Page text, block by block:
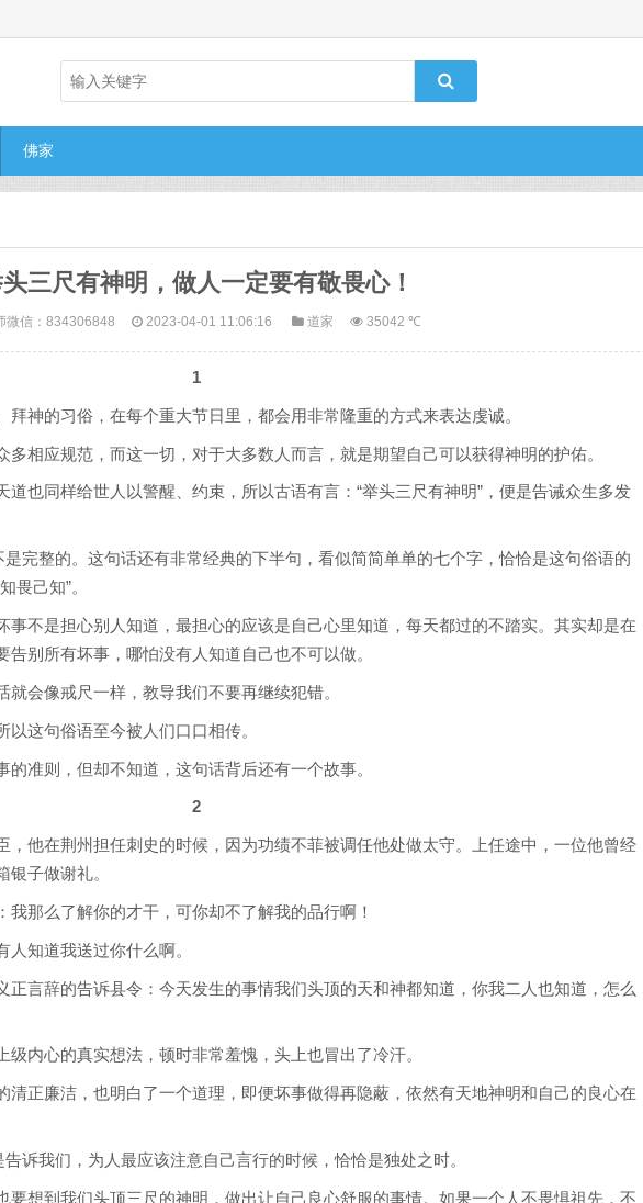
佛家
三尺有神明，做人一定要有敬畏心！
微信：834306848 2023-04-01 11:06:16 道家 35042 ℃
1
拜神的习俗，在每个重大节日里，都会用非常隆重的方式来表达虔诚。
相应规范，而这一切，对于大多数人而言，就是期望自己可以获得神明的护佑。
也同样给世人以警醒、约束，所以古语有言：“举头三尺有神明”，便是告诫众生多发
是完整的。这句话还有非常经典的下半句，看似简简单单的七个字，恰恰是这句俗语的
畏己知”。
事不是担心别人知道，最担心的应该是自己心里知道，每天都过的不踏实。其实却是在
别所有坏事，哪怕没有人知道自己也不可以做。
会像戒尺一样，教导我们不要再继续犯错。
这句俗语至今被人们口口相传。
准则，但却不知道，这句话背后还有一个故事。
2
，他在荆州担任刺史的时候，因为功绩不菲被调任他处做太守。上任途中，一位他曾经
子做谢礼。
那么了解你的才干，可你却不了解我的品行啊！
知道我送过你什么啊。
正言辞的告诉县令：今天发生的事情我们头顶的天和神都知道，你我二人也知道，怎么
内心的真实想法，顿时非常羞愧，头上也冒出了冷汗。
清正廉洁，也明白了一个道理，即便坏事做得再隐蔽，依然有天地神明和自己的良心在
诉我们，为人最应该注意自己言行的时候，恰恰是独处之时。
要想到我们头顶三尺的神明，做出让自己良心舒服的事情。如果一个人不畏惧祖先，不